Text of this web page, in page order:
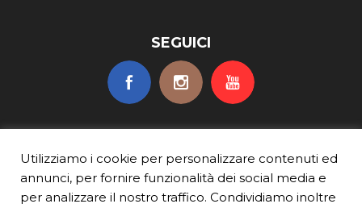
SEGUICI
Utilizziamo i cookie per personalizzare contenuti ed
annunci, per fornire funzionalità dei social media e
per analizzare il nostro traffico. Condividiamo inoltre